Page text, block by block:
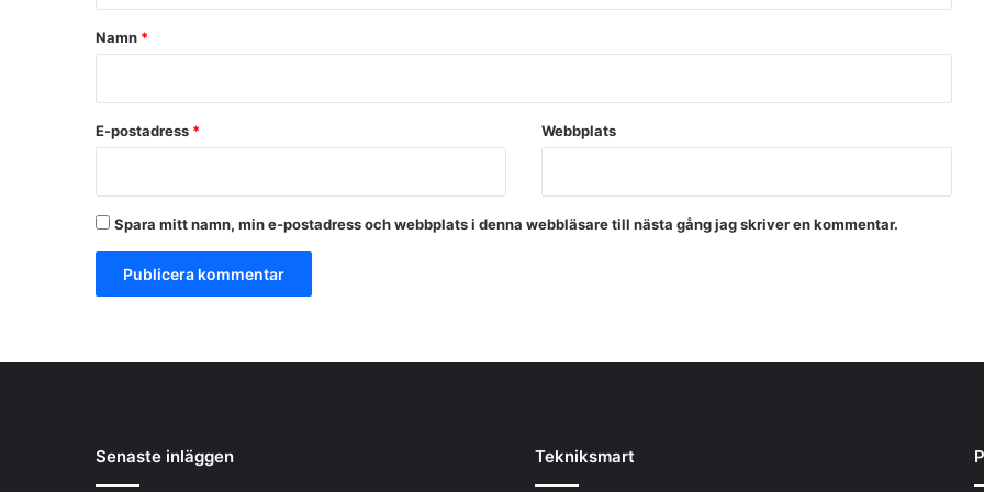
a
Namn *
E-postadress * Webbplats
Spara mitt namn, min e-postadress och webbplats i denna webbläsare till nästa gång jag skriver en kommentar.
Senaste inläggen Tekniksmart